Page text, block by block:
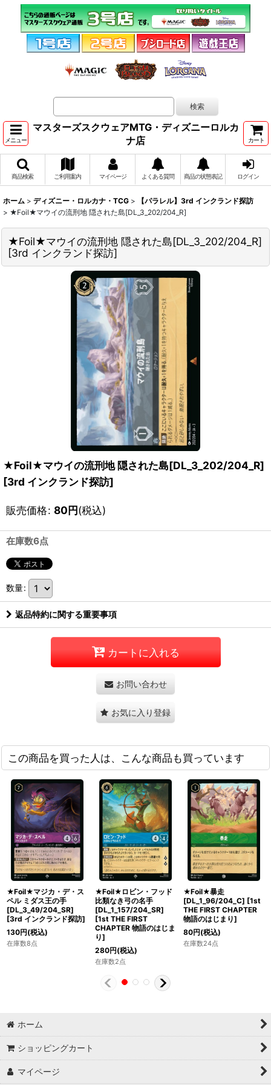
メニュー
マスターズスクウェアMTG・ディズニーロルカ
ナ店
カート
商品検索 ご利用案内 マイページ よくある質問 商品の状態表記 ログイン
ホーム > ディズニー・ロルカナ・TCG >
【パラレル】3rd インクランド探訪
> ★Foil★マウイの流刑地 隠された島[DL_3_202/204_R]
★Foil★マウイの流刑地 隠された島[DL_3_202/204_R]
[3rd インクランド探訪]
★Foil★マウイの流刑地 隠された島[DL_3_202/204_R]
[3rd インクランド探訪]
販売価格: 80円(税込)
在庫数6点
数量:
返品特約に関する重要事項
カートに入れる
お問い合わせ
お気に入り登録
この商品を買った人は、こんな商品も買っています
★Foil★マジカ・デ・ス
ペル ミダス王の手
[DL_3_49/204_SR]
[3rd インクランド探訪]
130円(税込)
在庫数8点
★Foil★ロビン・フッド
比類なき弓の名手
[DL_1_157/204_SR]
[1st THE FIRST
CHAPTER 物語のはじま
り]
280円(税込)
在庫数2点
★Foil★暴走
[DL_1_96/204_C] [1st
THE FIRST CHAPTER
物語のはじまり]
80円(税込)
在庫数24点
ホーム
ショッピングカート
マイページ